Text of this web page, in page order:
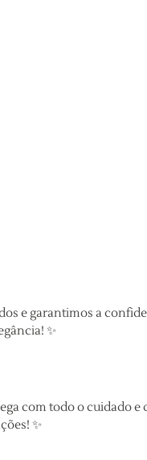
e garantimos a
✨
com todo o cuidado
✨